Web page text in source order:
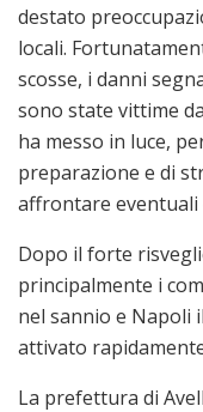
destato
locali.
scosse, i danni
sono state vittime
ha messo in luce,
preparazione e di
affrontare
Dopo il forte
principalmente i
nel sannio e Napoli
attivato
La prefettura di